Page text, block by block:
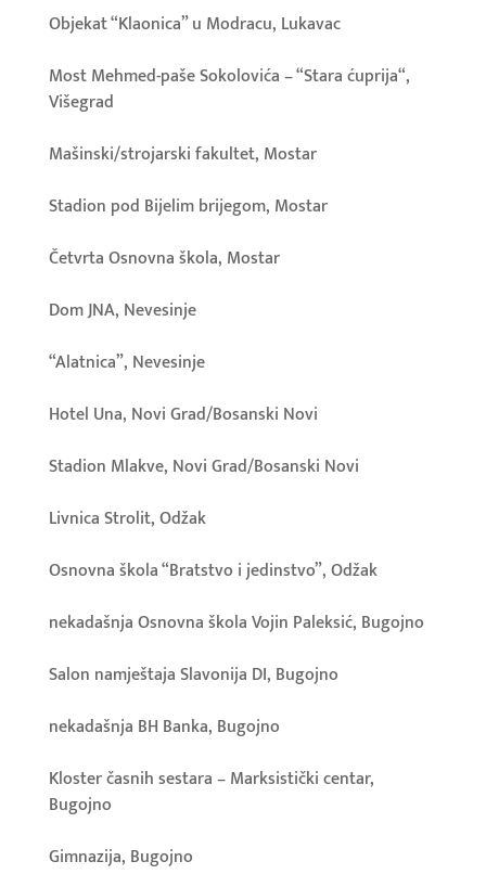
Objekat “Klaonica” u Modracu, Lukavac
Most Mehmed-paše Sokolovića – “Stara ćuprija“,
Višegrad
Mašinski/strojarski fakultet, Mostar
Stadion pod Bijelim brijegom, Mostar
Četvrta Osnovna škola, Mostar
Dom JNA, Nevesinje
“Alatnica”, Nevesinje
Hotel Una, Novi Grad/Bosanski Novi
Stadion Mlakve, Novi Grad/Bosanski Novi
Livnica Strolit, Odžak
Osnovna škola “Bratstvo i jedinstvo”, Odžak
nekadašnja Osnovna škola Vojin Paleksić, Bugojno
Salon namještaja Slavonija DI, Bugojno
nekadašnja BH Banka, Bugojno
Kloster časnih sestara – Marksistički centar,
Bugojno
Gimnazija, Bugojno